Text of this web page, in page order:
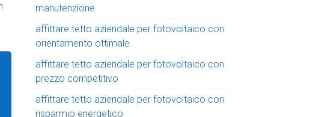
manutenzione
affittare tetto aziendale per fotovoltaico con
orientamento ottimale
affittare tetto aziendale per fotovoltaico con
prezzo competitivo
affittare tetto aziendale per fotovoltaico con
risparmio energetico